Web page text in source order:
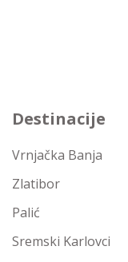
Destinacije
Vrnjačka Banja
Zlatibor
Palić
Sremski Karlovci